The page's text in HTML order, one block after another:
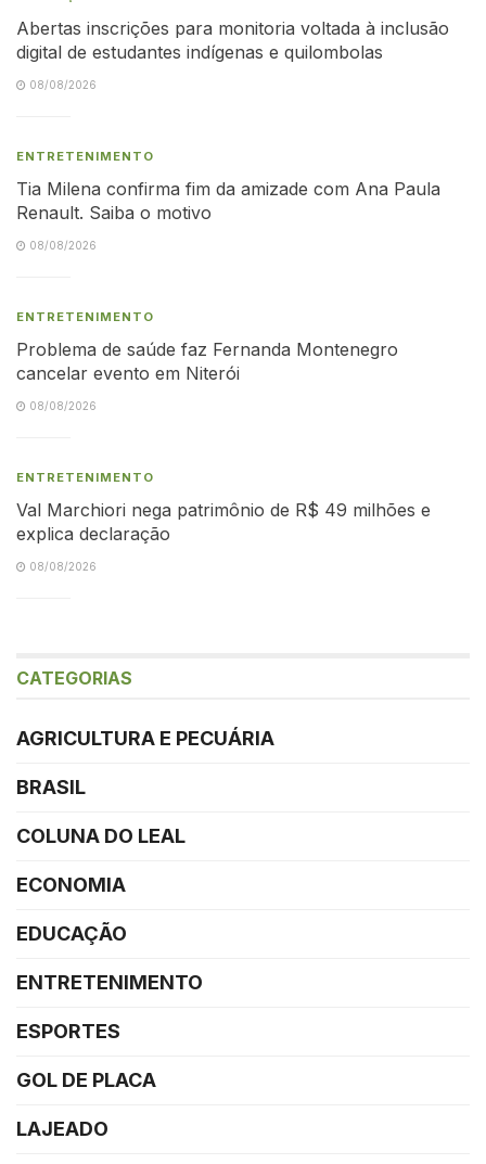
Abertas inscrições para monitoria voltada à inclusão
digital de estudantes indígenas e quilombolas
08/08/2026
ENTRETENIMENTO
Tia Milena confirma fim da amizade com Ana Paula
Renault. Saiba o motivo
08/08/2026
ENTRETENIMENTO
Problema de saúde faz Fernanda Montenegro
cancelar evento em Niterói
08/08/2026
ENTRETENIMENTO
Val Marchiori nega patrimônio de R$ 49 milhões e
explica declaração
08/08/2026
CATEGORIAS
AGRICULTURA E PECUÁRIA
BRASIL
COLUNA DO LEAL
ECONOMIA
EDUCAÇÃO
ENTRETENIMENTO
ESPORTES
GOL DE PLACA
LAJEADO